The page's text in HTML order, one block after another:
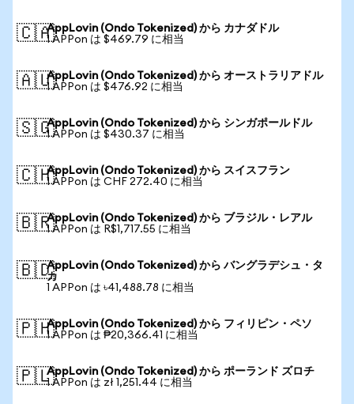
🇨🇦AppLovin (Ondo Tokenized) から カナダドル
1 APPon は $469.79 に相当
🇦🇺AppLovin (Ondo Tokenized) から オーストラリアドル
1 APPon は $476.92 に相当
🇸🇬AppLovin (Ondo Tokenized) から シンガポールドル
1 APPon は $430.37 に相当
🇨🇭AppLovin (Ondo Tokenized) から スイスフラン
1 APPon は CHF 272.40 に相当
🇧🇷AppLovin (Ondo Tokenized) から ブラジル・レアル
1 APPon は R$1,717.55 に相当
🇧🇩AppLovin (Ondo Tokenized) から バングラデシュ・タ
カ
1 APPon は ৳41,488.78 に相当
🇵🇭AppLovin (Ondo Tokenized) から フィリピン・ペソ
1 APPon は ₱20,366.41 に相当
🇵🇱AppLovin (Ondo Tokenized) から ポーランド ズロチ
1 APPon は zł 1,251.44 に相当